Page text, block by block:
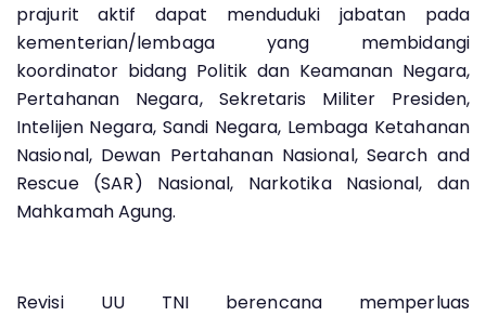
prajurit aktif dapat menduduki jabatan pada
kementerian/lembaga yang membidangi
koordinator bidang Politik dan Keamanan Negara,
Pertahanan Negara, Sekretaris Militer Presiden,
Intelijen Negara, Sandi Negara, Lembaga Ketahanan
Nasional, Dewan Pertahanan Nasional, Search and
Rescue (SAR) Nasional, Narkotika Nasional, dan
Mahkamah Agung.
Revisi UU TNI berencana memperluas